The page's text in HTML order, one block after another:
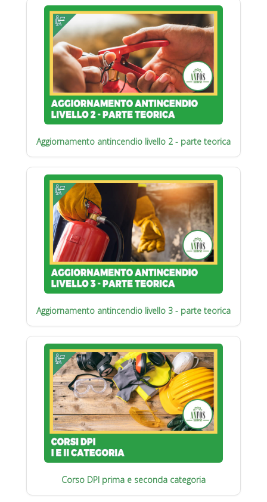
Aggiornamento antincendio livello 2 - parte teorica
Aggiornamento antincendio livello 3 - parte teorica
Corso DPI prima e seconda categoria